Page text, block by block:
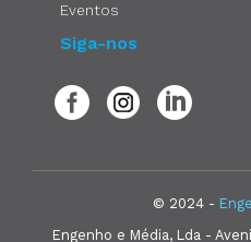
Eventos
Siga-nos
© 2024 -
Engenho e Média, Lda -